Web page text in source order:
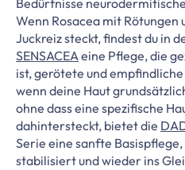
Bedürfnisse
Wenn Rosacea mit
Juckreiz steckt, findest du in
SENSACEAeine Pflege, die
ist, gerötete und
wenn deine Haut
ohne dass eine spezifische
dahintersteckt, bietet die
Serie eine sanfte
stabilisiert und wieder ins